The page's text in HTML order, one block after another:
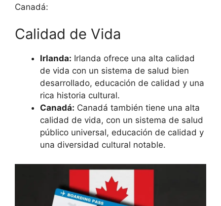
Canadá:
Calidad de Vida
Irlanda: Irlanda ofrece una alta calidad
de vida con un sistema de salud bien
desarrollado, educación de calidad y una
rica historia cultural.
Canadá: Canadá también tiene una alta
calidad de vida, con un sistema de salud
público universal, educación de calidad y
una diversidad cultural notable.